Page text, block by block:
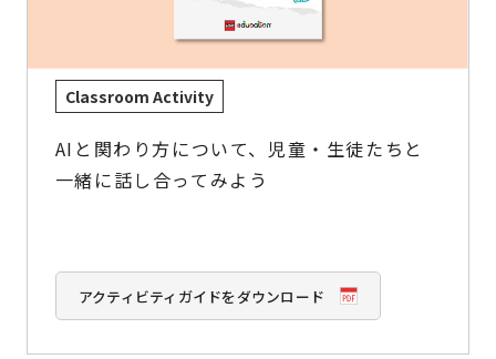
Classroom Activity
AIと関わり方について、児童・生徒たちと
一緒に話し合ってみよう
アクティビティガイドをダウンロード